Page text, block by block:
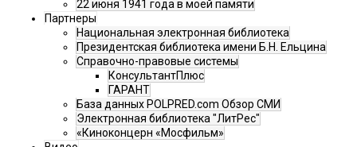
22 июня 1941 года в моей памяти
Партнеры
Национальная электронная библиотека
Президентская библиотека имени Б.Н. Ельцина
Справочно-правовые системы
КонсультантПлюс
ГАРАНТ
База данных POLPRED.com Обзор СМИ
Электронная библиотека "ЛитРес"
«Киноконцерн «Мосфильм»